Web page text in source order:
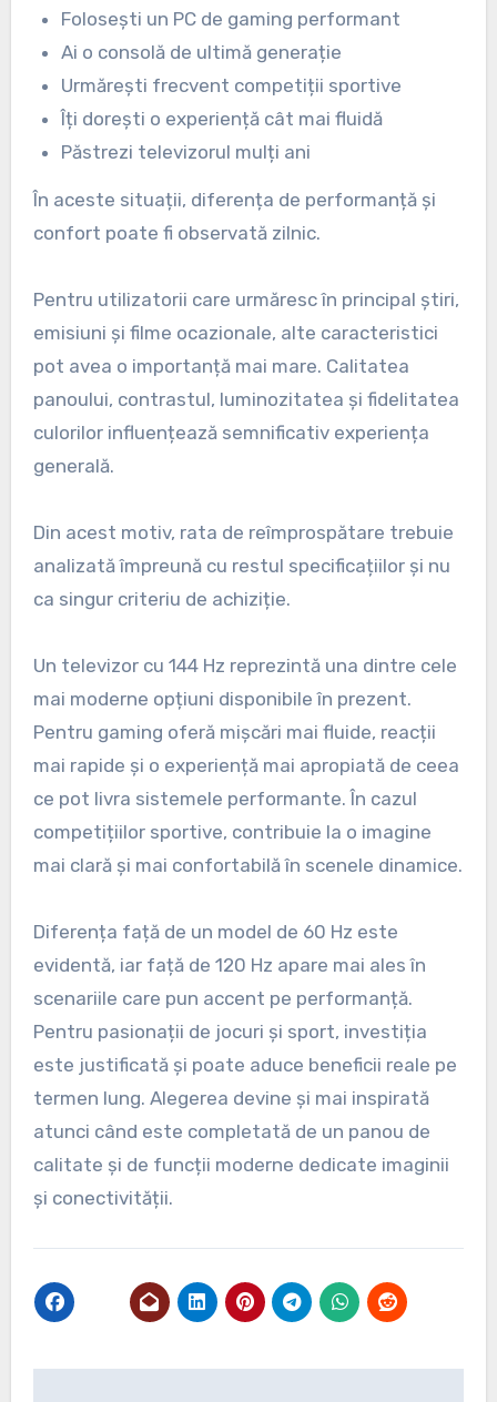
Folosești un PC de gaming performant
Ai o consolă de ultimă generație
Urmărești frecvent competiții sportive
Îți dorești o experiență cât mai fluidă
Păstrezi televizorul mulți ani
În aceste situații, diferența de performanță și
confort poate fi observată zilnic.
Pentru utilizatorii care urmăresc în principal știri,
emisiuni și filme ocazionale, alte caracteristici
pot avea o importanță mai mare. Calitatea
panoului, contrastul, luminozitatea și fidelitatea
culorilor influențează semnificativ experiența
generală.
Din acest motiv, rata de reîmprospătare trebuie
analizată împreună cu restul specificațiilor și nu
ca singur criteriu de achiziție.
Un televizor cu 144 Hz reprezintă una dintre cele
mai moderne opțiuni disponibile în prezent.
Pentru gaming oferă mișcări mai fluide, reacții
mai rapide și o experiență mai apropiată de ceea
ce pot livra sistemele performante. În cazul
competițiilor sportive, contribuie la o imagine
mai clară și mai confortabilă în scenele dinamice.
Diferența față de un model de 60 Hz este
evidentă, iar față de 120 Hz apare mai ales în
scenariile care pun accent pe performanță.
Pentru pasionații de jocuri și sport, investiția
este justificată și poate aduce beneficii reale pe
termen lung. Alegerea devine și mai inspirată
atunci când este completată de un panou de
calitate și de funcții moderne dedicate imaginii
și conectivității.